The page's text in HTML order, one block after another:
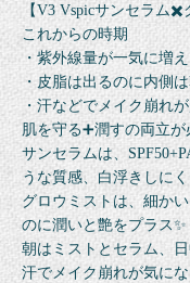
【V3 Vspicサンセラム
これからの時期
・紫外線量が一気に増
・皮脂は出るのに内側
・汗などでメイク崩れ
肌を守る➕潤すの両立
サンセラムは、
うな質感、白浮きしに
グロウミストは、細か
のに潤いと艶をプラス✨
朝はミストとセラム、
汗でメイク崩れが気に